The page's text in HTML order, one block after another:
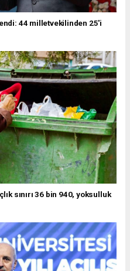
44 milletvekilinden 25'i
sınırı 36 bin 940, yoksulluk